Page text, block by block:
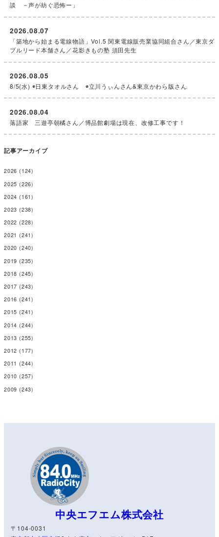
談 －声が紡ぐ恐怖ー」
「築地から始まる電線物語」Vol.5 関東電線販売業協同組合さん／東京ダ
ブルリード本舗さん／花影きもの塾 須田先生
2026.08.07
8/5(水) ◉日東タオルさん ◉立川うぃんさん&東京かわら版さん
2026.08.05
落語家 三遊亭朝橘さん／博品館劇場は現在、改修工事です！
2026.08.04
記事アーカイブ
2026 (124)
2025 (226)
2024 (161)
2023 (238)
2022 (228)
2021 (241)
2020 (240)
2019 (235)
2018 (245)
2017 (243)
2016 (241)
2015 (241)
2014 (244)
2013 (255)
2012 (177)
2011 (244)
2010 (257)
2009 (243)
中央エフエム株式会社
〒104-0031